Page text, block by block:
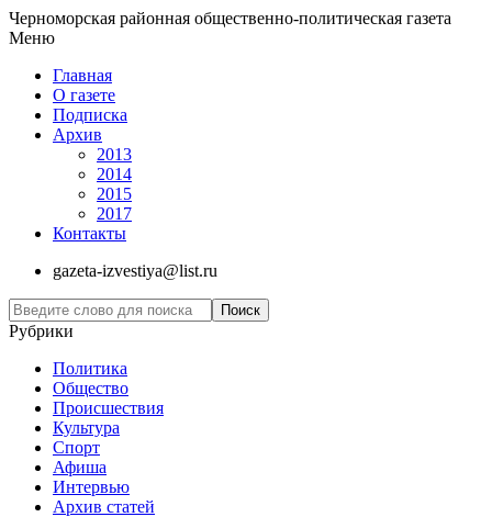
Черноморская районная общественно-политическая газета
Меню
Главная
О газете
Подписка
Архив
2013
2014
2015
2017
Контакты
gazeta-izvestiya@list.ru
Рубрики
Политика
Общество
Проиcшествия
Культура
Спорт
Афиша
Интервью
Архив статей